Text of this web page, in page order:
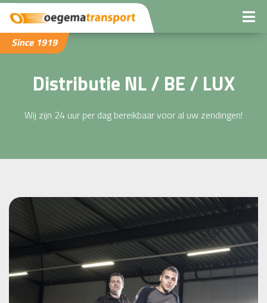
Since 1919
Distributie NL / BE / LUX
Wij zijn 24 uur per dag bereikbaar voor al uw zendingen!